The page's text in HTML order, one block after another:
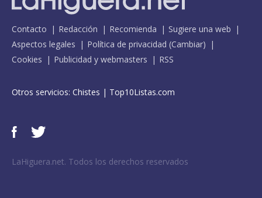
Contacto Redacción Recomienda
Sugiere una web
Aspectos legales
Política de privacidad (Cambiar)
Cookies
Publicidad y webmasters RSS
Otros servicios: Chistes | Top10Listas.com
LaHiguera.net. Todos los derechos reservados